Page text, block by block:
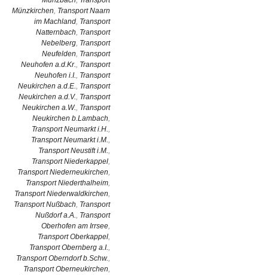
Münzkirchen, Transport Naarn
im Machland, Transport
Natternbach, Transport
Nebelberg, Transport
Neufelden, Transport
Neuhofen a.d.Kr., Transport
Neuhofen i.I., Transport
Neukirchen a.d.E., Transport
Neukirchen a.d.V., Transport
Neukirchen a.W., Transport
Neukirchen b.Lambach,
Transport Neumarkt i.H.,
Transport Neumarkt i.M.,
Transport Neustift i.M.,
Transport Niederkappel,
Transport Niederneukirchen,
Transport Niederthalheim,
Transport Niederwaldkirchen,
Transport Nußbach, Transport
Nußdorf a.A., Transport
Oberhofen am Irrsee,
Transport Oberkappel,
Transport Obernberg a.I.,
Transport Oberndorf b.Schw.,
Transport Oberneukirchen,